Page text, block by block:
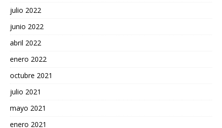
julio 2022
junio 2022
abril 2022
enero 2022
octubre 2021
julio 2021
mayo 2021
enero 2021